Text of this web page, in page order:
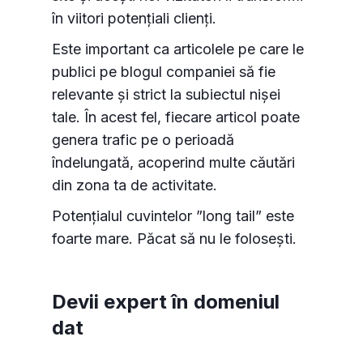
în viitori potențiali clienți.
Este important ca articolele pe care le
publici pe blogul companiei să fie
relevante și strict la subiectul nișei
tale. În acest fel, fiecare articol poate
genera trafic pe o perioadă
îndelungată, acoperind multe căutări
din zona ta de activitate.
Potențialul cuvintelor ”long tail” este
foarte mare. Păcat să nu le folosești.
Devii expert în domeniul
dat
funcționalitatea site-ului, personaliza conținutul
și a analiza traficul pe site.
Personalizează Permite toate